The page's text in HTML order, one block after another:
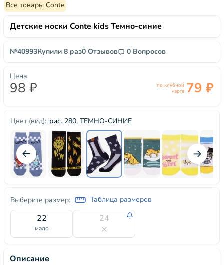
Все товары Conte
Детские носки Conte kids Темно-синие
№40993Купили 8 раз0 Отзывов 0 Вопросов
Цвет (вид): рис. 280, ТЕМНО-СИНИЕ
Выберите размер: Таблица размеров
22
мало
24
Цена
98 ₽
по клубной
карте 79 ₽
Описание